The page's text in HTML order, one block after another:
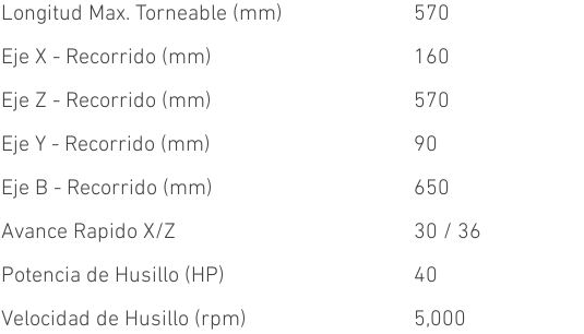
Longitud Max. Torneable (mm)
Eje X - Recorrido (mm)
Eje Z - Recorrido (mm)
Eje Y - Recorrido (mm)
Eje B - Recorrido (mm)
Avance Rapido X/Z
Potencia de Husillo (HP)
Velocidad de Husillo (rpm)
570
160
570
90
650
30 / 36
40
5,000